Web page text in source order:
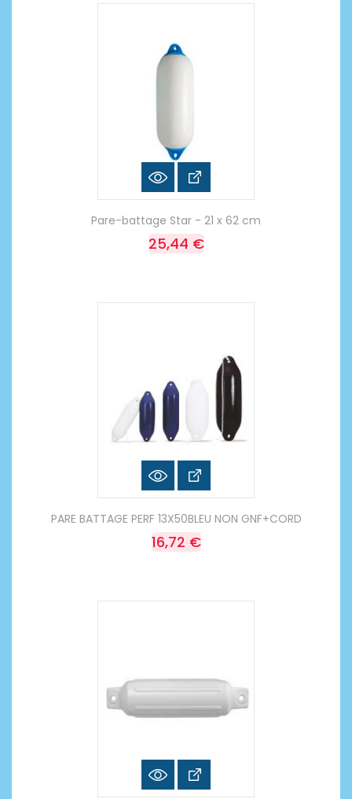
Pare-battage Star - 21 x 62 cm
25,44 €
PARE BATTAGE PERF 13X50BLEU NON GNF+CORD
16,72 €